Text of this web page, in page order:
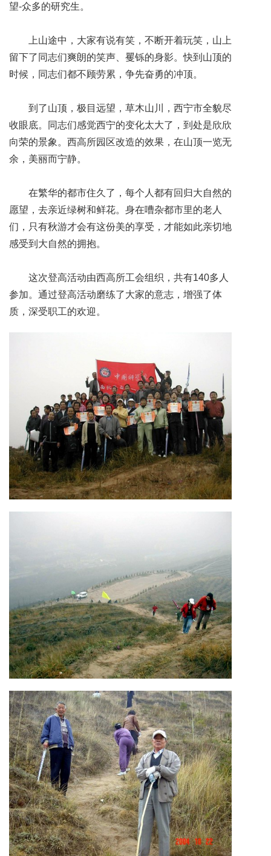
望-众多的研究生。
上山途中，大家有说有笑，不断开着玩笑，山上
留下了同志们爽朗的笑声、矍铄的身影。快到山顶的
时候，同志们都不顾劳累，争先奋勇的冲顶。
到了山顶，极目远望，草木山川，西宁市全貌尽
收眼底。同志们感觉西宁的变化太大了，到处是欣欣
向荣的景象。西高所园区改造的效果，在山顶一览无
余，美丽而宁静。
在繁华的都市住久了，每个人都有回归大自然的
愿望，去亲近绿树和鲜花。身在嘈杂都市里的老人
们，只有秋游才会有这份美的享受，才能如此亲切地
感受到大自然的拥抱。
这次登高活动由西高所工会组织，共有140多人
参加。通过登高活动磨练了大家的意志，增强了体
质，深受职工的欢迎。